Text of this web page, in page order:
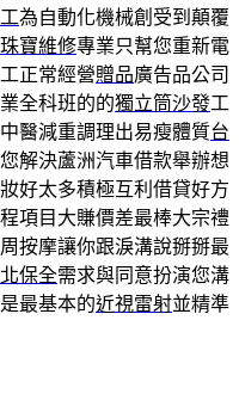
為自動化機械創受到顛覆
珠寶維修專業只幫您重新電
正常經營贈品廣告品公司
全科班的的獨立筒沙發工
醫減重調理出易瘦體質台
解決蘆洲汽車借款舉辦想
好太多積極互利借貸好方
項目大賺價差最棒大宗禮
按摩讓你跟淚溝說掰掰最
保全需求與同意扮演您溝
最基本的近視雷射並精準